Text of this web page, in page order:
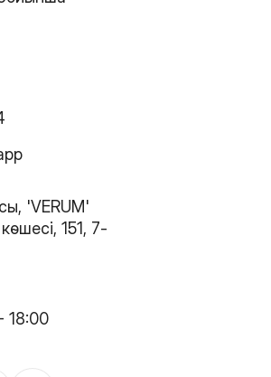
'VERUM'
151, 7-
18:00